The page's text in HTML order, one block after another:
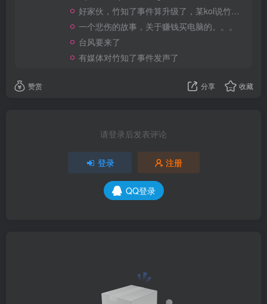
好家伙，竹知了事件算升级了，某kol说竹知了是日本玩具
一个悲伤的故事，关于赚钱买电脑的。。。
台风要来了
有媒体对竹知了事件发声了
赞赏 分享 收藏
请登录后发表评论
登录 注册
QQ登录